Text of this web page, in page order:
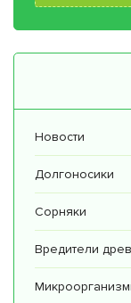
Новости
Долгоносики
Сорняки
Вредители